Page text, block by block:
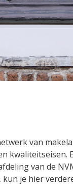
van
kwaliteitseisen.
van de
je hier